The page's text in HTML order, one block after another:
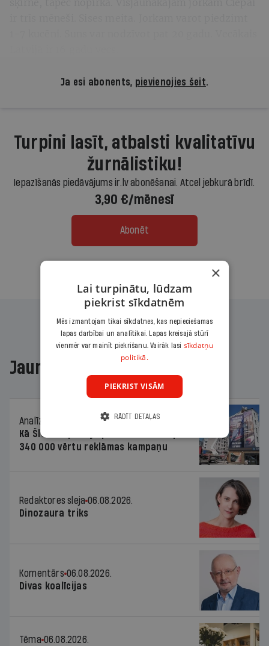
Ja esi abonents, pievienojies šeit.
Turpini lasīt, atbalsti kvalitatīvu
žurnālistiku!
Iepazīšanās piedāvājums ir.lv abonēšanai. Atcel jebkurā brīdī.
3,90 €/mēnesī
Abonēt
Jaunākajā žurnālā
Analīze
Kā Šlesera partija palika nesodīta par
340 000 vērtu reklāmas kampaņu
Redaktores sleja 06.08.2026.
Dinozaura triks
Komentārs 06.08.2026.
Divas koalīcijas
Tēma 06.08.2026.
×
Lai turpinātu, lūdzam
piekrist sīkdatnēm
Mēs izmantojam tikai sīkdatnes, kas nepieciešamas
lapas darbībai un analītikai. Lapas kreisajā stūrī
vienmēr var mainīt piekrišanu. Vairāk lasi sīkdatņu
politikā.
PIEKRIST VISĀM
RĀDĪT DETAĻAS